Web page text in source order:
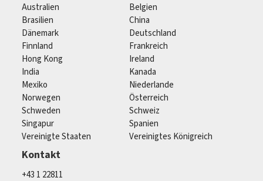
Australien
Belgien
Brasilien
China
Dänemark
Deutschland
Finnland
Frankreich
Hong Kong
Ireland
India
Kanada
Mexiko
Niederlande
Norwegen
Österreich
Schweden
Schweiz
Singapur
Spanien
Vereinigte Staaten
Vereinigtes Königreich
Kontakt
+43 1 22811